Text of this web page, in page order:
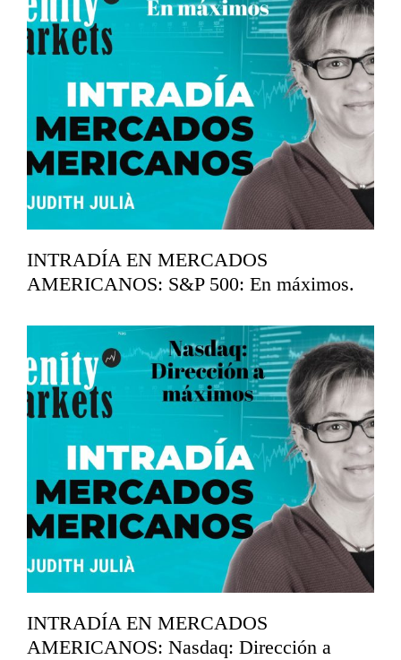
INTRADÍA EN MERCADOS
AMERICANOS: S&P 500: En máximos.
INTRADÍA EN MERCADOS
AMERICANOS: Nasdaq: Dirección a